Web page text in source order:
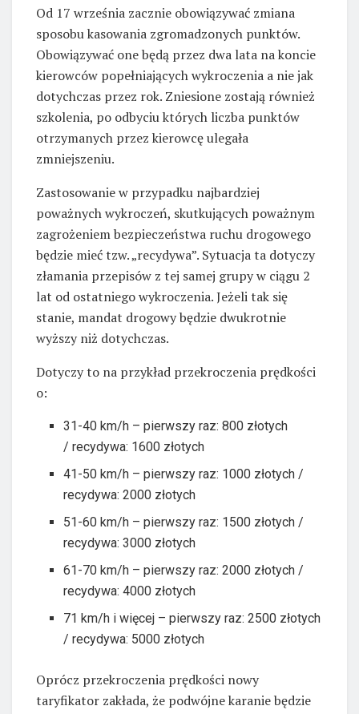
Od 17 września zacznie obowiązywać zmiana
sposobu kasowania zgromadzonych punktów.
Obowiązywać one będą przez dwa lata na koncie
kierowców popełniających wykroczenia a nie jak
dotychczas przez rok. Zniesione zostają również
szkolenia, po odbyciu których liczba punktów
otrzymanych przez kierowcę ulegała
zmniejszeniu.
Zastosowanie w przypadku najbardziej
poważnych wykroczeń, skutkujących poważnym
zagrożeniem bezpieczeństwa ruchu drogowego
będzie mieć tzw. „recydywa”. Sytuacja ta dotyczy
złamania przepisów z tej samej grupy w ciągu 2
lat od ostatniego wykroczenia. Jeżeli tak się
stanie, mandat drogowy będzie dwukrotnie
wyższy niż dotychczas.
Dotyczy to na przykład przekroczenia prędkości
o:
31-40 km/h – pierwszy raz: 800 złotych
/ recydywa: 1600 złotych
41-50 km/h – pierwszy raz: 1000 złotych /
recydywa: 2000 złotych
51-60 km/h – pierwszy raz: 1500 złotych /
recydywa: 3000 złotych
61-70 km/h – pierwszy raz: 2000 złotych /
recydywa: 4000 złotych
71 km/h i więcej – pierwszy raz: 2500 złotych
/ recydywa: 5000 złotych
Oprócz przekroczenia prędkości nowy
taryfikator zakłada, że podwójne karanie będzie